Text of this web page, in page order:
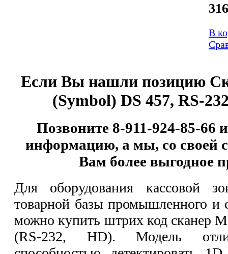
В
Если Вы нашли позицию
(Symbol) DS 457, RS-
Позвоните 8-911-924-85-66
информацию, а мы, со своей
Вам более выгодное
Для оборудования кассовой
товарной базы промышленного и
можно купить штрих код сканер
(RS-232, HD). Модель